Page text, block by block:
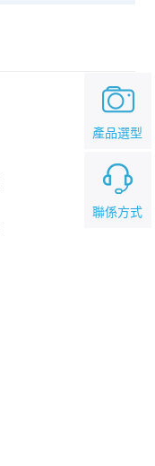
聯係方式
產品選型